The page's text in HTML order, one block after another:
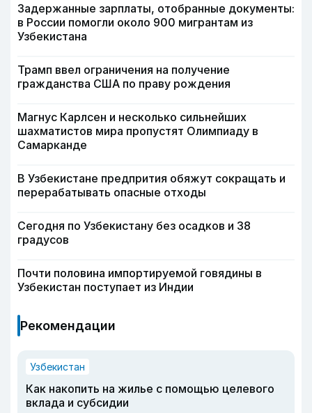
Задержанные зарплаты, отобранные документы:
в России помогли около 900 мигрантам из
Узбекистана
Трамп ввел ограничения на получение
гражданства США по праву рождения
Магнус Карлсен и несколько сильнейших
шахматистов мира пропустят Олимпиаду в
Самарканде
В Узбекистане предпрития обяжут сокращать и
перерабатывать опасные отходы
Сегодня по Узбекистану без осадков и 38
градусов
Почти половина импортируемой говядины в
Узбекистан поступает из Индии
Рекомендации
Узбекистан
Как накопить на жилье с помощью целевого
вклада и субсидии